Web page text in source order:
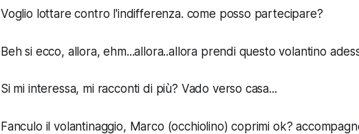
Voglio lottare contro l'indifferenza. come posso partecipare?
Beh si ecco, allora, ehm...allora..allora prendi questo volantino
Si mi interessa, mi racconti di più? Vado verso casa...
Fanculo il volantinaggio, Marco (occhiolino) coprimi ok?